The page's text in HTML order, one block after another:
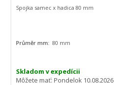
Skladom v expedícii
Môžete mať:Pondelok 10.08.2026
Spojka samec x hadica 80 mm
Průměr mm:80 mm